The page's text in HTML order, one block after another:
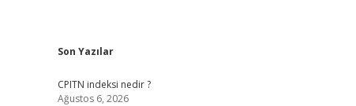
Sidebar
Son Yazılar
CPITN indeksi nedir ?
Ağustos 6, 2026